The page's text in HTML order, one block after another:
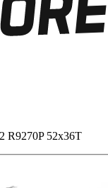
R9270P 52x36T